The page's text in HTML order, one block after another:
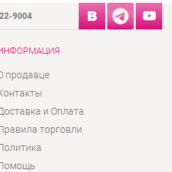
9004
продавце
и Оплата
торговли